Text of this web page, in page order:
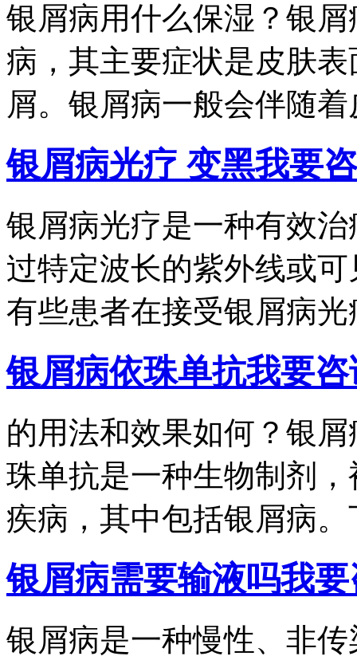
银屑病用什么保湿？银
病，其主要症状是皮肤
屑。银屑病一般会伴随着
银屑病光疗 变黑我要
银屑病光疗是一种有效
过特定波长的紫外线或
有些患者在接受银屑病光
银屑病依珠单抗我要咨
的用法和效果如何？银
珠单抗是一种生物制剂
疾病，其中包括银屑病。
银屑病需要输液吗我
银屑病是一种慢性、非